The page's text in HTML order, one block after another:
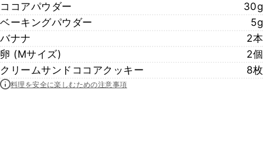
ココアパウダー
30g
ベーキングパウダー
5g
バナナ
2本
卵 (Mサイズ)
2個
クリームサンドココアクッキー
8枚
料理を安全に楽しむための注意事項